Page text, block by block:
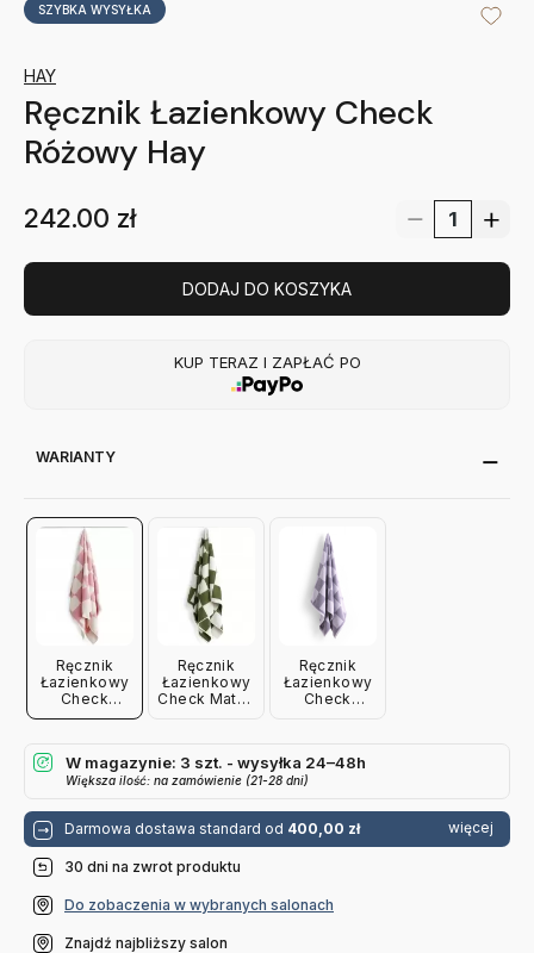
SZYBKA WYSYŁKA
HAY
Ręcznik Łazienkowy Check
Różowy Hay
242.00 zł
DODAJ DO KOSZYKA
KUP TERAZ I ZAPŁAĆ PO
WARIANTY
Ręcznik
Łazienkowy
Check
Różowy Hay
Ręcznik
Łazienkowy
Check Matha
Ręcznik
Łazienkowy
Check
W magazynie: 3 szt. - wysyłka 24–48h
Większa ilość: na zamówienie (21-28 dni)
Darmowa dostawa standard od 400,00 zł więcej
30 dni na zwrot produktu
Do zobaczenia w wybranych salonach
Znajdź najbliższy salon